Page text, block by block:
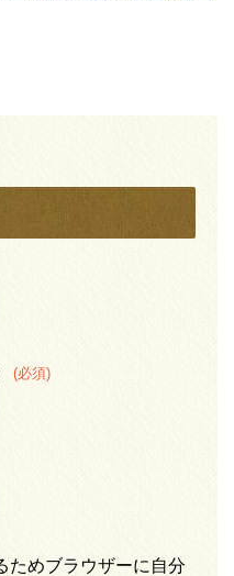
(必須)
ためブラウザーに自分